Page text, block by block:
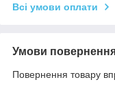
Всі умови оплати
Умови
Повернення товару